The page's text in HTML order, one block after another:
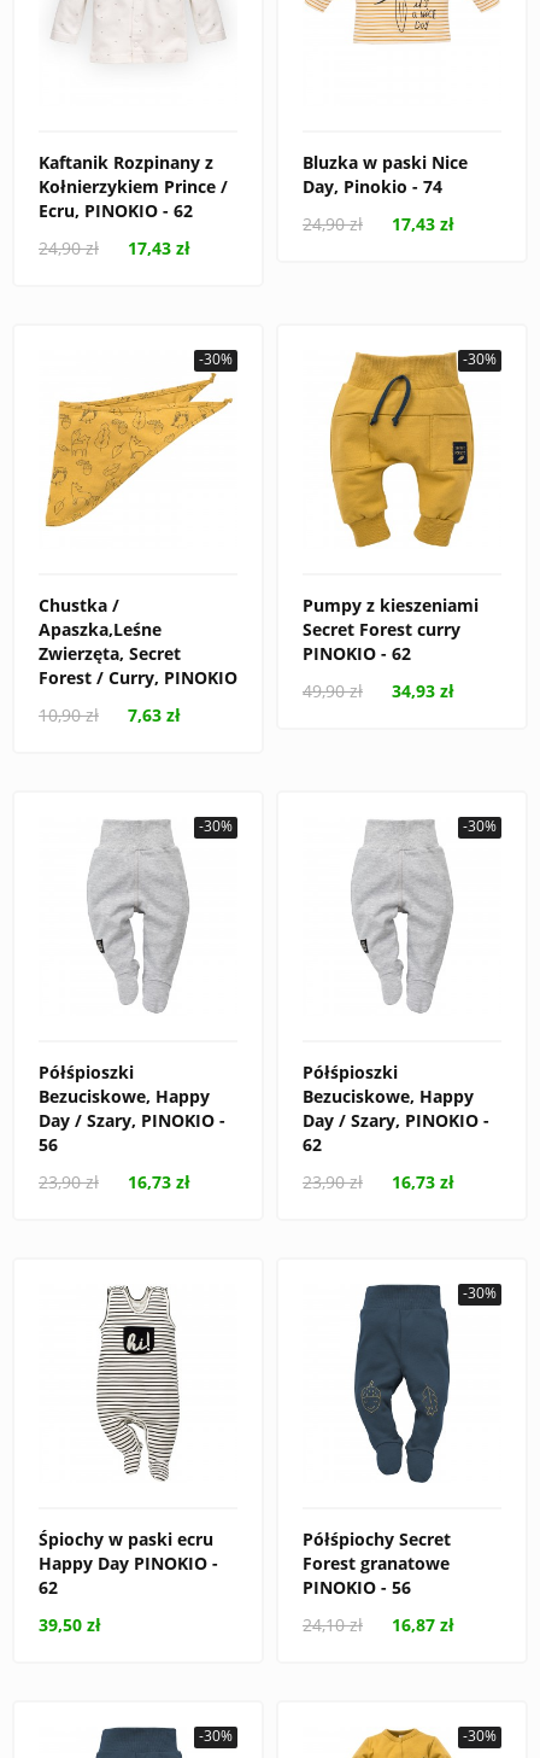
Kaftanik Rozpinany z
Kołnierzykiem Prince /
Ecru, PINOKIO - 62
24,90 zł
17,43 zł
Bluzka w paski Nice
Day, Pinokio - 74
24,90 zł
17,43 zł
-30%
Chustka /
Apaszka,Leśne
Zwierzęta, Secret
Forest / Curry, PINOKIO
10,90 zł
7,63 zł
-30%
Pumpy z kieszeniami
Secret Forest curry
PINOKIO - 62
49,90 zł
34,93 zł
-30%
Półśpioszki
Bezuciskowe, Happy
Day / Szary, PINOKIO -
56
23,90 zł
16,73 zł
-30%
Półśpioszki
Bezuciskowe, Happy
Day / Szary, PINOKIO -
62
23,90 zł
16,73 zł
Śpiochy w paski ecru
Happy Day PINOKIO -
62
39,50 zł
-30%
Półśpiochy Secret
Forest granatowe
PINOKIO - 56
24,10 zł
16,87 zł
-30% -30%